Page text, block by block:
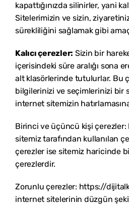
kapattığınızda silinirler, yani
Sitelerimizin ve sizin,
sürekliliğini sağlamak gibi
Kalıcı çerezler: Sizin bir
içerisindeki süre aralığı sona
alt klasörlerinde tutulurlar. Bu
bilgilerinizi ve seçimlerinizi bir
internet sitemizin
Birinci ve üçüncü kişi çerezler:
sitemiz tarafından kullanılan
çerezler ise sitemiz haricinde
çerezlerdir.
Zorunlu çerezler: https://
internet sitelerinin düzgün